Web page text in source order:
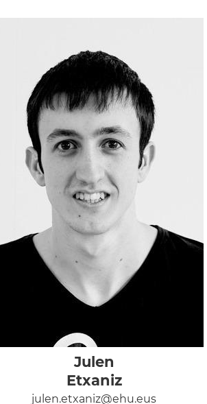
Julen
Etxaniz
julen.etxaniz@ehu.eus